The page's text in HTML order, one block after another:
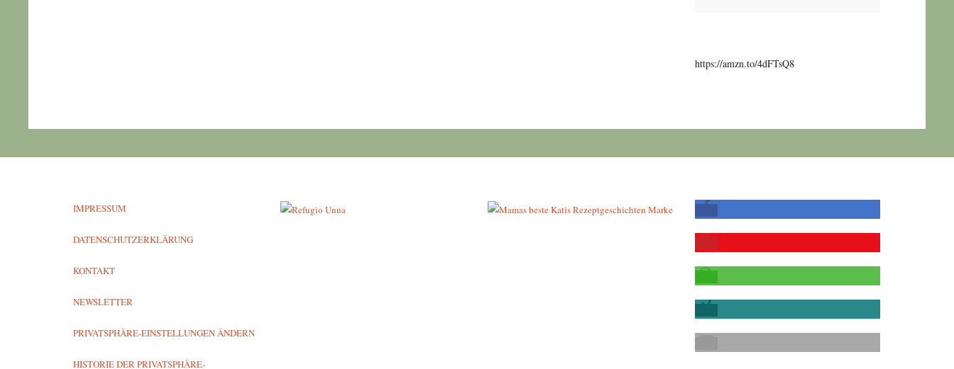
https://amzn.to/4dFTsQ8
IMPRESSUM
DATENSCHUTZERKLÄRUNG
KONTAKT
NEWSLETTER
PRIVATSPHÄRE-EINSTELLUNGEN ÄNDERN
HISTORIE DER PRIVATSPHÄRE-